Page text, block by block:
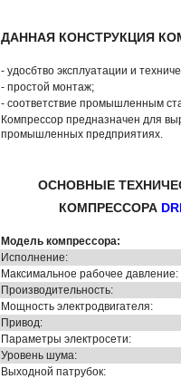
ДАННАЯ КОНСТРУКЦИЯ
- удосбтво эксплуатации и
- простой монтаж;
- соответствие промышленным
Компрессор предназначен для
промышленных предприятиях.
ОСНОВНЫЕ
КОМПРЕССОРА
Модель компрессора:
Исполнение:
Максимальное рабочее давление:
Производительность:
Мощность электродвигателя:
Привод:
Параметры электросети:
Уровень шума:
Выходной патрубок: